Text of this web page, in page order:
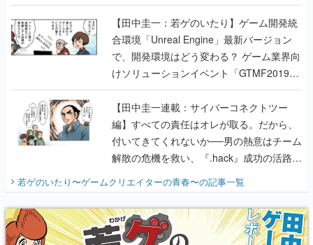
のいたり】
【田中圭一：若ゲのいたり】ゲーム開発統
合環境「Unreal Engine」最新バージョン
で、開発環境はどう変わる？ ゲーム業界向
けソリューションイベント「GTMF2019」
に行って、より理解を深めよう【PR】
【田中圭一連載：サイバーコネクトツー
編】すべての責任はオレが取る。だから、
付いてきてくれないか──男の熱意はチーム
解散の危機を救い、『.hack』成功の活路を
『少年ジャンプ』色だった【若ゲのいた
り】
若ゲのいたり〜ゲームクリエイターの青春〜の記事一覧